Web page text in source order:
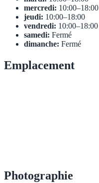
mercredi: 10:00–18:00
jeudi: 10:00–18:00
vendredi: 10:00–18:00
samedi: Fermé
dimanche: Fermé
Emplacement
Photographie